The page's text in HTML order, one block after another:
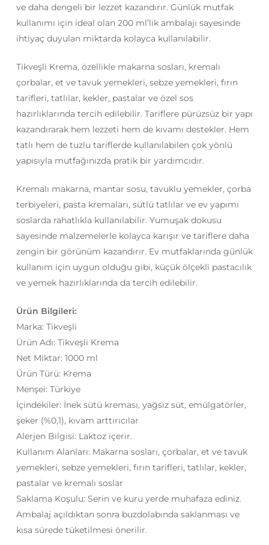
ve daha dengeli bir lezzet kazandırır. Günlük mutfak
kullanımı için ideal olan 200 ml’lik ambalajı sayesinde
ihtiyaç duyulan miktarda kolayca kullanılabilir.
Tikveşli Krema, özellikle makarna sosları, kremalı
çorbalar, et ve tavuk yemekleri, sebze yemekleri, fırın
tarifleri, tatlılar, kekler, pastalar ve özel sos
hazırlıklarında tercih edilebilir. Tariflere pürüzsüz bir yapı
kazandırarak hem lezzeti hem de kıvamı destekler. Hem
tatlı hem de tuzlu tariflerde kullanılabilen çok yönlü
yapısıyla mutfağınızda pratik bir yardımcıdır.
Kremalı makarna, mantar sosu, tavuklu yemekler, çorba
terbiyeleri, pasta kremaları, sütlü tatlılar ve ev yapımı
soslarda rahatlıkla kullanılabilir. Yumuşak dokusu
sayesinde malzemelerle kolayca karışır ve tariflere daha
zengin bir görünüm kazandırır. Ev mutfaklarında günlük
kullanım için uygun olduğu gibi, küçük ölçekli pastacılık
ve yemek hazırlıklarında da tercih edilebilir.
Ürün Bilgileri:
Marka: Tikveşli
Ürün Adı: Tikveşli Krema
Net Miktar: 1000 ml
Ürün Türü: Krema
Menşei: Türkiye
İçindekiler: İnek sütü kreması, yağsız süt, emülgatörler,
şeker (%0,1), kıvam arttırıcılar
Alerjen Bilgisi: Laktoz içerir.
Kullanım Alanları: Makarna sosları, çorbalar, et ve tavuk
yemekleri, sebze yemekleri, fırın tarifleri, tatlılar, kekler,
pastalar ve kremalı soslar
Saklama Koşulu: Serin ve kuru yerde muhafaza ediniz.
Ambalaj açıldıktan sonra buzdolabında saklanması ve
kısa sürede tüketilmesi önerilir.